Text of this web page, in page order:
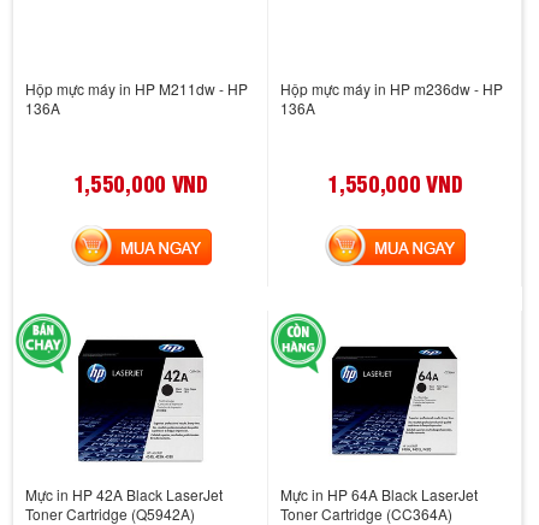
Hộp mực máy in HP M211dw - HP
136A
1,550,000 VND
MUA NGAY
Hộp mực máy in HP m236dw - HP
136A
1,550,000 VND
MUA NGAY
Mực in HP 42A Black LaserJet
Toner Cartridge (Q5942A)
Mực in HP 64A Black LaserJet
Toner Cartridge (CC364A)